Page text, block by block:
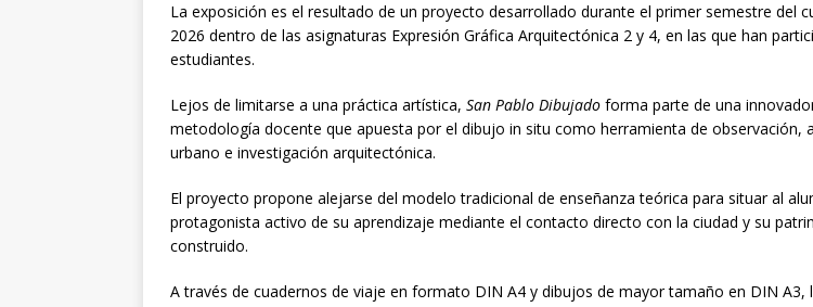
La exposición es el resultado de un proyecto desarrollado durante el primer semestre del
2026 dentro de las asignaturas Expresión Gráfica Arquitectónica 2 y 4, en las que han
estudiantes.
Lejos de limitarse a una práctica artística, San Pablo Dibujado forma parte de una
metodología docente que apuesta por el dibujo in situ como herramienta de observación,
urbano e investigación arquitectónica.
El proyecto propone alejarse del modelo tradicional de enseñanza teórica para situar al
protagonista activo de su aprendizaje mediante el contacto directo con la ciudad y su
construido.
A través de cuadernos de viaje en formato DIN A4 y dibujos de mayor tamaño en DIN A3,